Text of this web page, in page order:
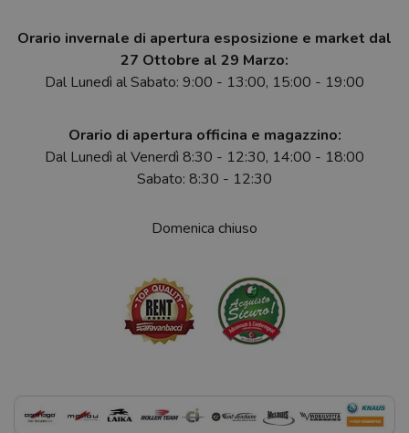
Orario invernale di apertura esposizione e market dal
27 Ottobre al 29 Marzo:
Dal Lunedì al Sabato: 9:00 - 13:00, 15:00 - 19:00
Orario di apertura officina e magazzino:
Dal Lunedì al Venerdì 8:30 - 12:30, 14:00 - 18:00
Sabato: 8:30 - 12:30
Domenica chiuso